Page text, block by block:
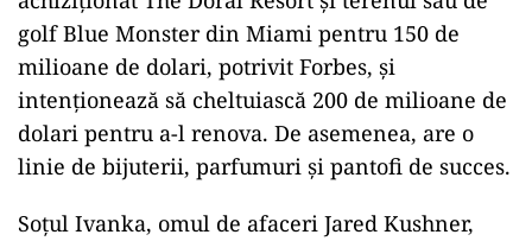
golf Blue Monster din Miami pentru 150 de
milioane de dolari, potrivit Forbes, și
intenționează să cheltuiască 200 de milioane de
dolari pentru a-l renova. De asemenea, are o
linie de bijuterii, parfumuri și pantofi de succes.
Soțul Ivanka, omul de afaceri Jared Kushner,